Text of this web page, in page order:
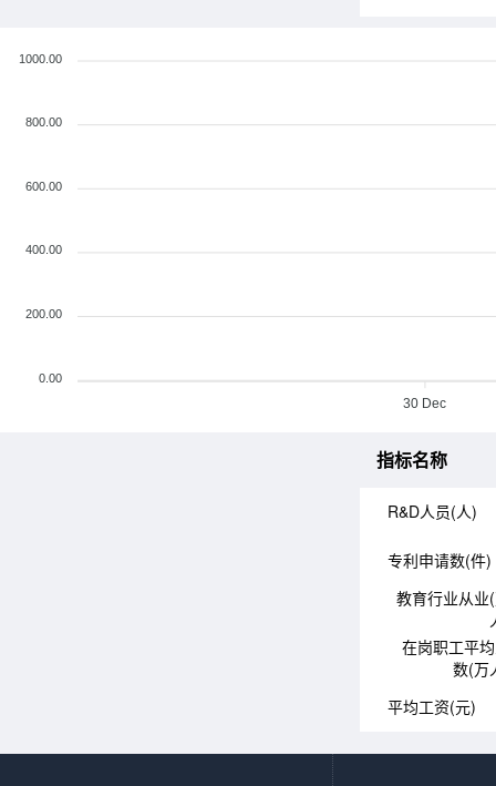
30 Dec
1000.00
800.00
600.00
400.00
200.00
0.00
指标名称
R&D人员(人)
专利申请数(件)
教育行业从业
在岗职工平
数(万
平均工资(元)